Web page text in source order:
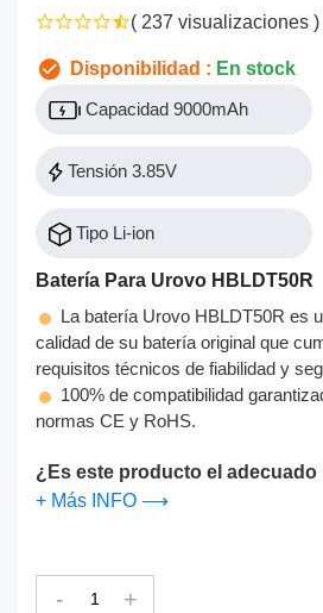
( 237 visualizaciones )
Disponibilidad : En stock
Capacidad 9000mAh
Tensión 3.85V
Tipo Li-ion
Batería Para Urovo HBLDT50R
La batería Urovo HBLDT50R es
calidad de su batería original que
requisitos técnicos de fiabilidad y
100% de compatibilidad
normas CE y RoHS.
¿Es este producto el adecuado
+ Más INFO ⟶
- +